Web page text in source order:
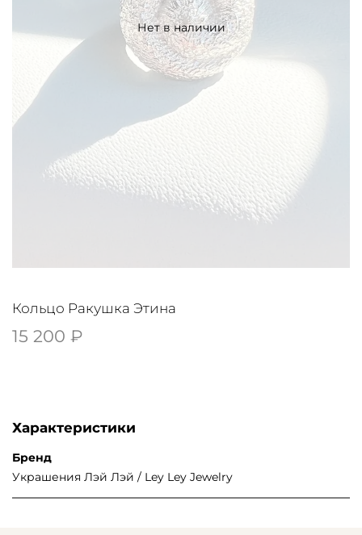
Нет в наличии
Кольцо Ракушка Этина
15 200 ₽
Характеристики
Бренд
Украшения Лэй Лэй / Ley Ley Jewelry